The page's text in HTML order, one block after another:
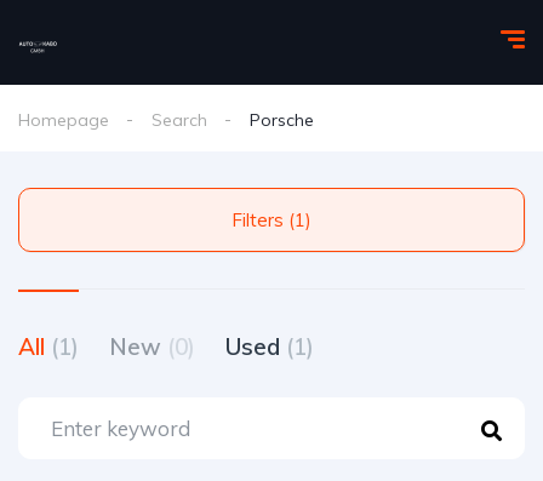
Homepage Search Porsche
Filters (1)
All (1) New (0) Used (1)